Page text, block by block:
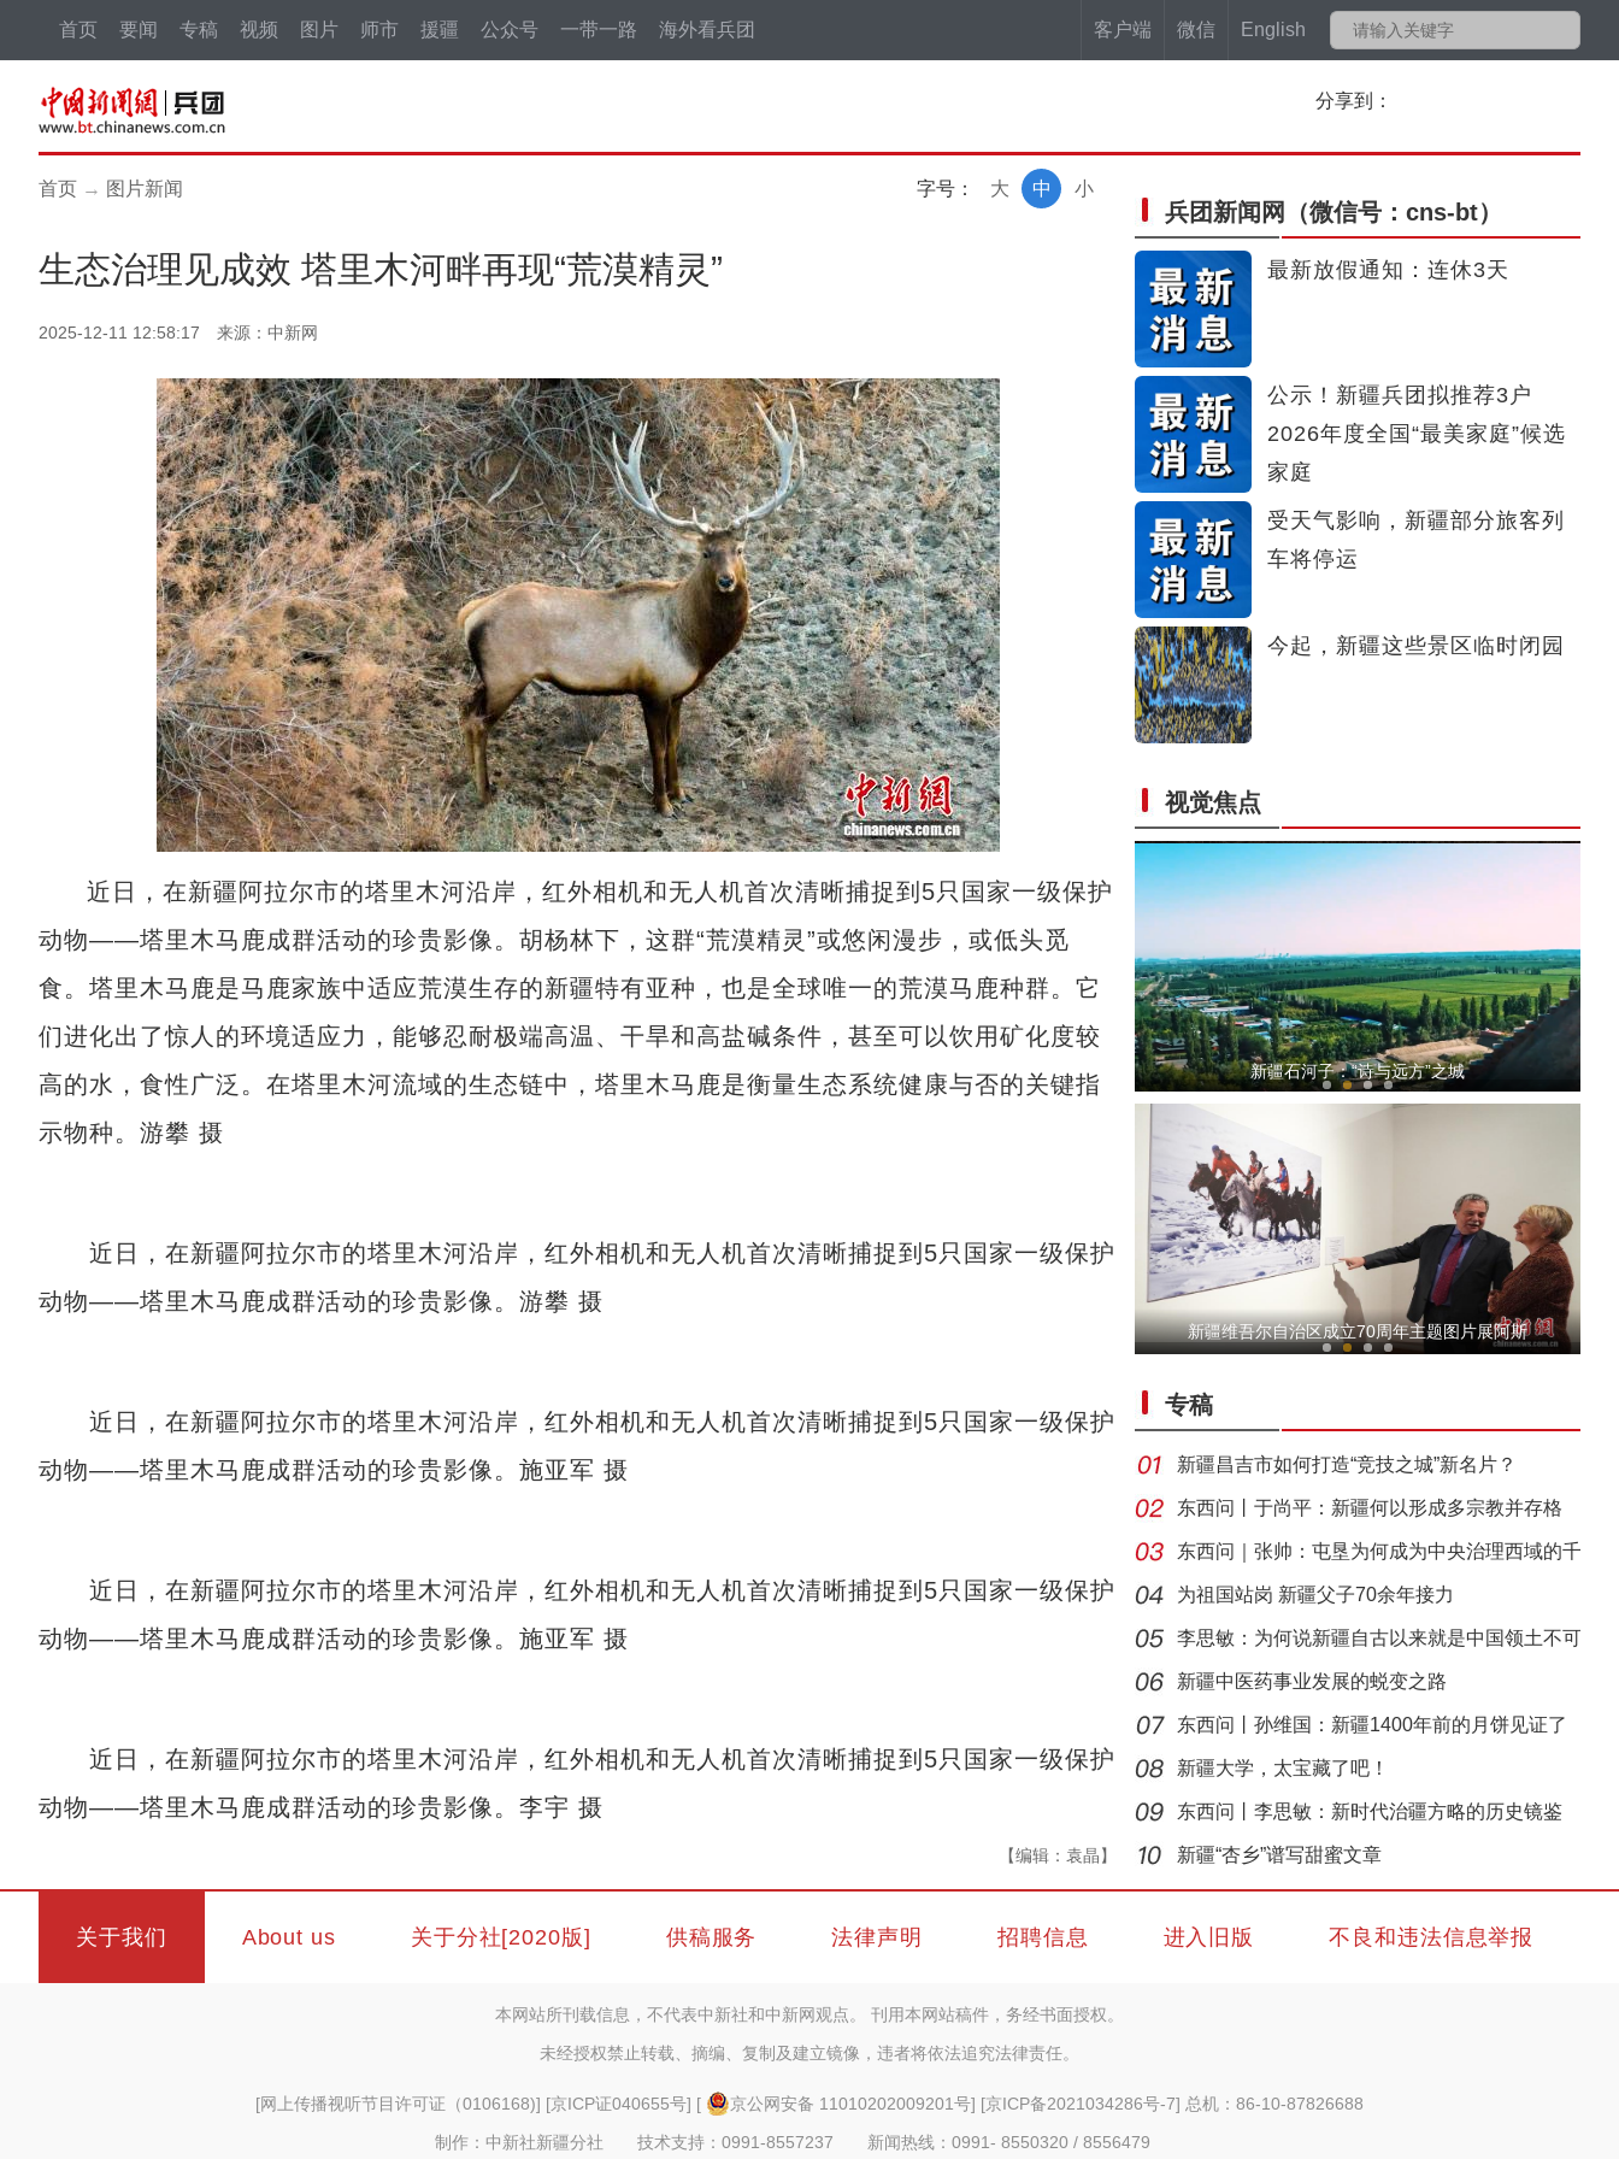
客户端 微信 English
首页 要闻 专稿 视频 图片 师市 援疆 公众号 一带一路 海外看兵团
分享到：
首页 → 图片新闻 字号： 小
中
大
生态治理见成效 塔里木河畔再现“荒漠精灵”
2025-12-11 12:58:17 来源：中新网
近日，在新疆阿拉尔市的塔里木河沿岸，红外相机和无人机首次清晰捕捉到5只国家一级保护
动物——塔里木马鹿成群活动的珍贵影像。胡杨林下，这群“荒漠精灵”或悠闲漫步，或低头觅
食。塔里木马鹿是马鹿家族中适应荒漠生存的新疆特有亚种，也是全球唯一的荒漠马鹿种群。它
们进化出了惊人的环境适应力，能够忍耐极端高温、干旱和高盐碱条件，甚至可以饮用矿化度较
高的水，食性广泛。在塔里木河流域的生态链中，塔里木马鹿是衡量生态系统健康与否的关键指
示物种。游攀 摄
近日，在新疆阿拉尔市的塔里木河沿岸，红外相机和无人机首次清晰捕捉到5只国家一级保护
动物——塔里木马鹿成群活动的珍贵影像。游攀 摄
近日，在新疆阿拉尔市的塔里木河沿岸，红外相机和无人机首次清晰捕捉到5只国家一级保护
动物——塔里木马鹿成群活动的珍贵影像。施亚军 摄
近日，在新疆阿拉尔市的塔里木河沿岸，红外相机和无人机首次清晰捕捉到5只国家一级保护
动物——塔里木马鹿成群活动的珍贵影像。施亚军 摄
近日，在新疆阿拉尔市的塔里木河沿岸，红外相机和无人机首次清晰捕捉到5只国家一级保护
动物——塔里木马鹿成群活动的珍贵影像。李宇 摄
【编辑：袁晶】
兵团新闻网 （微信号：cns-bt）
最新放假通知：连休3天
公示！新疆兵团拟推荐3户
2026年度全国“最美家庭”候选
家庭
受天气影响，新疆部分旅客列
车将停运
今起，新疆这些景区临时闭园
视觉焦点
侨乡故事 | 艾斯提拉：把新疆的马文化讲给世
新疆4000亩沙漠盐碱水稻丰收
新疆石河子：“诗与远方”之城
侨乡故事 | 阿迪拉：我的十年 与古城共成长
新疆4000亩沙漠盐碱水稻丰收
新疆维吾尔自治区成立70周年主题图片展阿斯
专稿
新疆昌吉市如何打造“竞技之城”新名片？
东西问丨于尚平：新疆何以形成多宗教并存格
局？
东西问｜张帅：屯垦为何成为中央治理西域的千
年良
为祖国站岗 新疆父子70余年接力
李思敏：为何说新疆自古以来就是中国领土不可
分割
新疆中医药事业发展的蜕变之路
东西问丨孙维国：新疆1400年前的月饼见证了
什么？
新疆大学，太宝藏了吧！
东西问丨李思敏：新时代治疆方略的历史镜鉴
新疆“杏乡”谱写甜蜜文章
关于我们 About us 关于分社[2020版] 供稿服务 法律声明 招聘信息 进入旧版 不良和违法信息举报
本网站所刊载信息，不代表中新社和中新网观点。 刊用本网站稿件，务经书面授权。
未经授权禁止转载、摘编、复制及建立镜像，违者将依法追究法律责任。
[网上传播视听节目许可证（0106168)] [京ICP证040655号] [ 京公网安备 11010202009201号] [京ICP备2021034286号-7] 总机：86-10-87826688
制作：中新社新疆分社 技术支持：0991-8557237 新闻热线：0991- 8550320 / 8556479